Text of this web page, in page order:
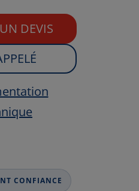
DEVIS
CONFIANCE